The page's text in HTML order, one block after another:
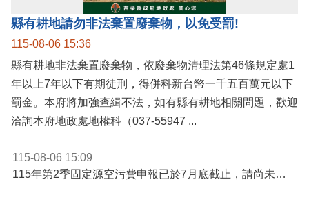
縣有耕地請勿非法棄置廢棄物，以免受罰!
115-08-06 15:36
縣有耕地非法棄置廢棄物，依廢棄物清理法第46條規定處1
年以上7年以下有期徒刑，得併科新台幣一千五百萬元以下
罰金。本府將加強查緝不法，如有縣有耕地相關問題，歡迎
洽詢本府地政處地權科（037-55947 ...
115-08-06 15:09
115年第2季固定源空污費申報已於7月底截止，請尚未申報公私場所儘速完成申繳，以免面臨滯納金及罰鍰!